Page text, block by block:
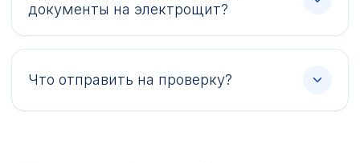
документы на электрощит?
Что отправить на проверку?